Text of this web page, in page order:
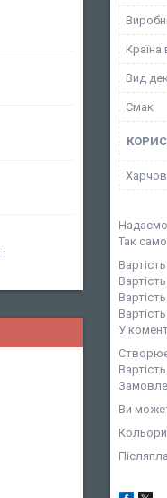
Країна
Вид
Смак
Так
У
Ви
Кольори